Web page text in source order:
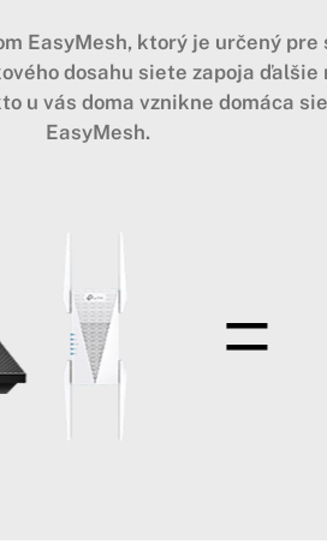
EasyMesh, ktorý je určený
dosahu siete zapoja
u vás doma vznikne domáca
EasyMesh.